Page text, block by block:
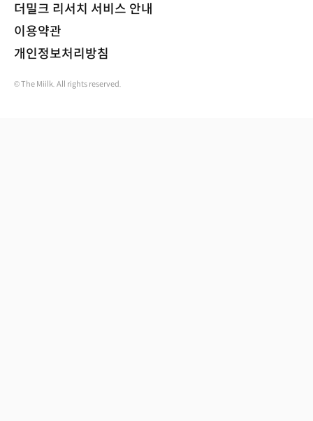
더밀크 리서치 서비스 안내
이용약관
개인정보처리방침
© The Miilk. All rights reserved.